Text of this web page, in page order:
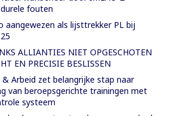
fouten
aangewezen als lijsttrekker PL bij
ALLIANTIES NIET OPGESCHOTEN
EN PRECISIE BESLISSEN
Arbeid zet belangrijke stap naar
van beroepsgerichte trainingen met
systeem